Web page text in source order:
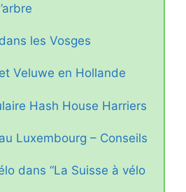
les Vosges
Veluwe en Hollande
Hash House Harriers
Luxembourg – Conseils
dans “La Suisse à vélo